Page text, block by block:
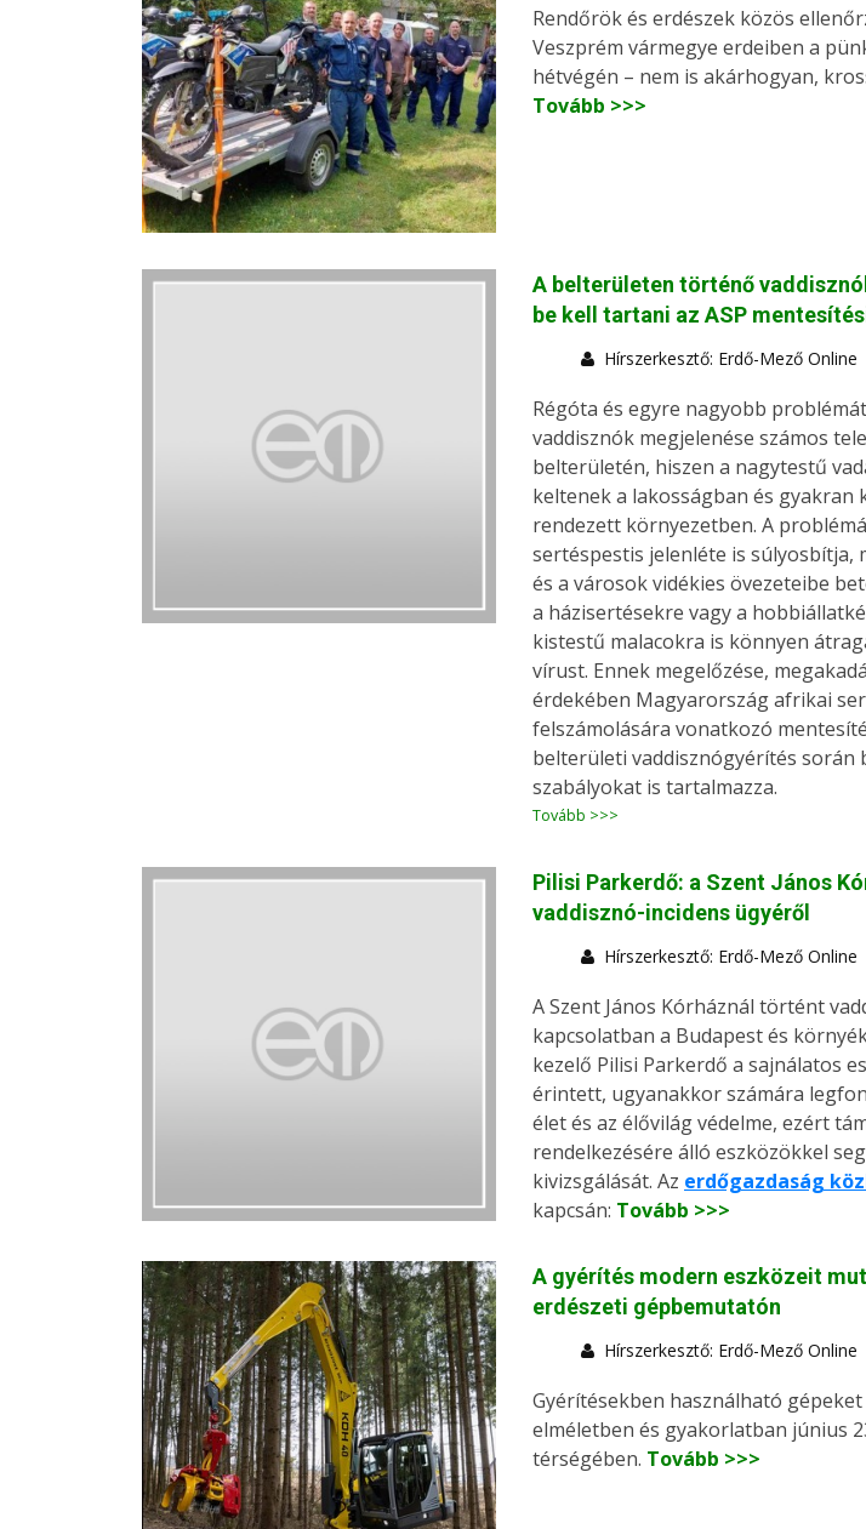
Rendőrök és erdészek közös
Veszprém vármegye erdeiben a
hétvégén – nem is akárhogyan,
Tovább >>>
A belterületen történő
be kell tartani az ASP
Hírszerkesztő: Erdő-Mező Online
Régóta és egyre nagyobb
vaddisznók megjelenése számos
belterületén, hiszen a nagytestű
keltenek a lakosságban és gyakran
rendezett környezetben. A
sertéspestis jelenléte is súlyosbítja,
és a városok vidékies övezeteibe
a házisertésekre vagy a
kistestű malacokra is könnyen
vírust. Ennek megelőzése,
érdekében Magyarország afrikai
felszámolására vonatkozó
belterületi vaddisznógyérítés során
szabályokat is tartalmazza.
Tovább >>>
Pilisi Parkerdő: a Szent János
vaddisznó-incidens ügyéről
Hírszerkesztő: Erdő-Mező Online
A Szent János Kórháznál történt
kapcsolatban a Budapest és
kezelő Pilisi Parkerdő a sajnálatos
érintett, ugyanakkor számára
élet és az élővilág védelme, ezért
rendelkezésére álló eszközökkel
kivizsgálását. Az erdőgazdaság
kapcsán: Tovább >>>
A gyérítés modern eszközeit
erdészeti gépbemutatón
Hírszerkesztő: Erdő-Mező Online
Gyérítésekben használható
elméletben és gyakorlatban június
térségében. Tovább >>>